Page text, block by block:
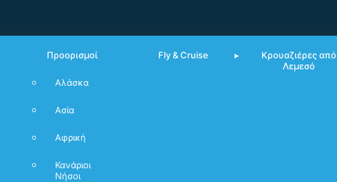
Προορισμοί
Αλάσκα
Ασία
Αφρική
Κανάριοι
Νήσοι
Fly & Cruise
Κρουαζιέρες από
Λεμεσό